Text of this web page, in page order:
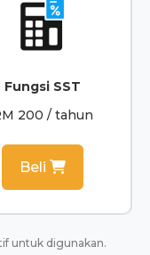
Fungsi SST
200 / tahun
Beli
untuk digunakan.